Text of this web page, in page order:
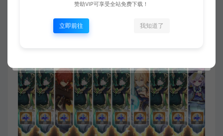
赞助VIP可享受全站免费下载！
立即前往 我知道了